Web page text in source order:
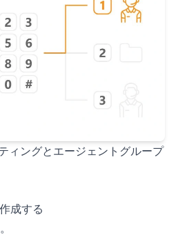
ィングとエージェントグループ
成する